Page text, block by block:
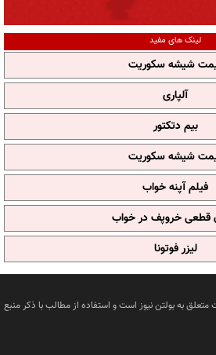
لینک های مفید
شیشه سکوریت
آلپاری
بیم دتکتور
شیشه سکوریت
فیلم آپنه خواب
قطعی خروپف در خواب
لیزر فوتونا
به بولتن نیوز است و استفاده از مطالب با ذکر منبع